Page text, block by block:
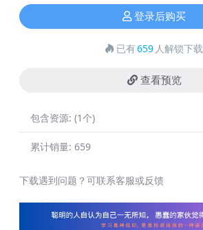
登录后购买
已有659 人解锁下载
查看预览
包含资源: (1个)
累计销量: 659
下载遇到问题？可联系客服或反馈